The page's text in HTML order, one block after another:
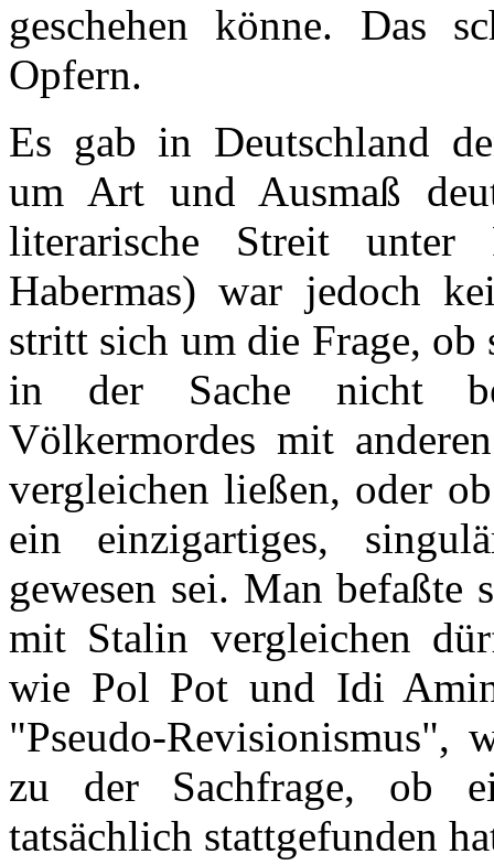
geschehen könne. Das
Opfern.
Es gab in Deutschland
um Art und Ausmaß
literarische Streit unter
Habermas) war jedoch
stritt sich um die Frage,
in der Sache nicht
Völkermordes mit
vergleichen ließen, oder
ein einzigartiges,
gewesen sei. Man
mit Stalin vergleichen
wie Pol Pot und Idi
"Pseudo-
zu der Sachfrage, ob
tatsächlich stattgefunden